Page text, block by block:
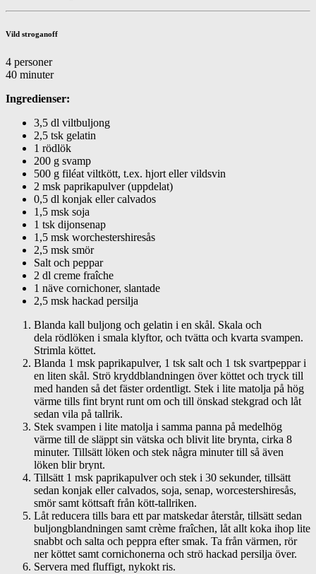
Vild stroganoff
4 personer
40 minuter
Ingredienser:
3,5 dl viltbuljong
2,5 tsk gelatin
1 rödlök
200 g svamp
500 g filéat viltkött, t.ex. hjort eller vildsvin
2 msk paprikapulver (uppdelat)
0,5 dl konjak eller calvados
1,5 msk soja
1 tsk dijonsenap
1,5 msk worchestershiresås
2,5 msk smör
Salt och peppar
2 dl creme fraîche
1 näve cornichoner, slantade
2,5 msk hackad persilja
Blanda kall buljong och gelatin i en skål. Skala och
dela rödlöken i smala klyftor, och tvätta och kvarta svampen.
Strimla köttet.
Blanda 1 msk paprikapulver, 1 tsk salt och 1 tsk svartpeppar i
en liten skål. Strö kryddblandningen över köttet och tryck till
med handen så det fäster ordentligt. Stek i lite matolja på hög
värme tills fint brynt runt om och till önskad stekgrad och låt
sedan vila på tallrik.
Stek svampen i lite matolja i samma panna på medelhög
värme till de släppt sin vätska och blivit lite brynta, cirka 8
minuter. Tillsätt löken och stek några minuter till så även
löken blir brynt.
Tillsätt 1 msk paprikapulver och stek i 30 sekunder, tillsätt
sedan konjak eller calvados, soja, senap, worcestershiresås,
smör samt köttsaft från kött-tallriken.
Låt reducera tills bara ett par matskedar återstår, tillsätt sedan
buljongblandningen samt crème fraîchen, låt allt koka ihop lite
snabbt och salta och peppra efter smak. Ta från värmen, rör
ner köttet samt cornichonerna och strö hackad persilja över.
Servera med fluffigt, nykokt ris.